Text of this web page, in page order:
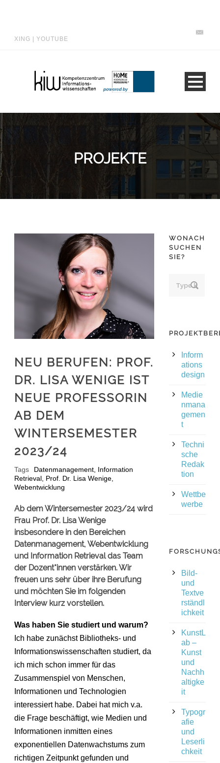
XING YOUTUBE
PROJEKTE
NEU BERUFEN: PROF.
DR. LISA WENIGE IST
NEUE PROFESSORIN
AB DEM
WINTERSEMESTER
2023/24
Tags Datenmanagement Information
Retrieval Prof. Dr. Lisa Wenige
Webentwicklung
Ab dem Wintersemester 2023/24 wird
Frau Prof. Dr. Lisa Wenige
insbesondere in den Bereichen
Datenmanagement, Webentwicklung
und Information Retrieval das Team
der Dozent*innen verstärken. Wir
freuen uns sehr über ihre Berufung
und möchten Sie im folgenden
Interview kurz vorstellen.
Was haben Sie studiert und warum?
Ich habe zunächst Bibliotheks- und
Informationswissenschaften studiert, da
ich mich schon immer für das
Zusammenspiel von Menschen,
Informationen und Technologien
interessiert habe. Dabei hat mich v.a.
die Frage beschäftigt, wie Medien und
Informationen inmitten eines
exponentiellen Datenwachstums zum
richtigen Zeitpunkt gefunden und
WONACH
SUCHEN
SIE?
Inform
ations
design
Medie
nmana
gemen
t
Techni
sche
Redak
tion
Wettbe
werbe
Bild-
und
Textve
rständl
ichkeit
KunstL
ab –
Kunst
und
Nachh
altigke
it
Typogr
afie
und
Leserli
chkeit